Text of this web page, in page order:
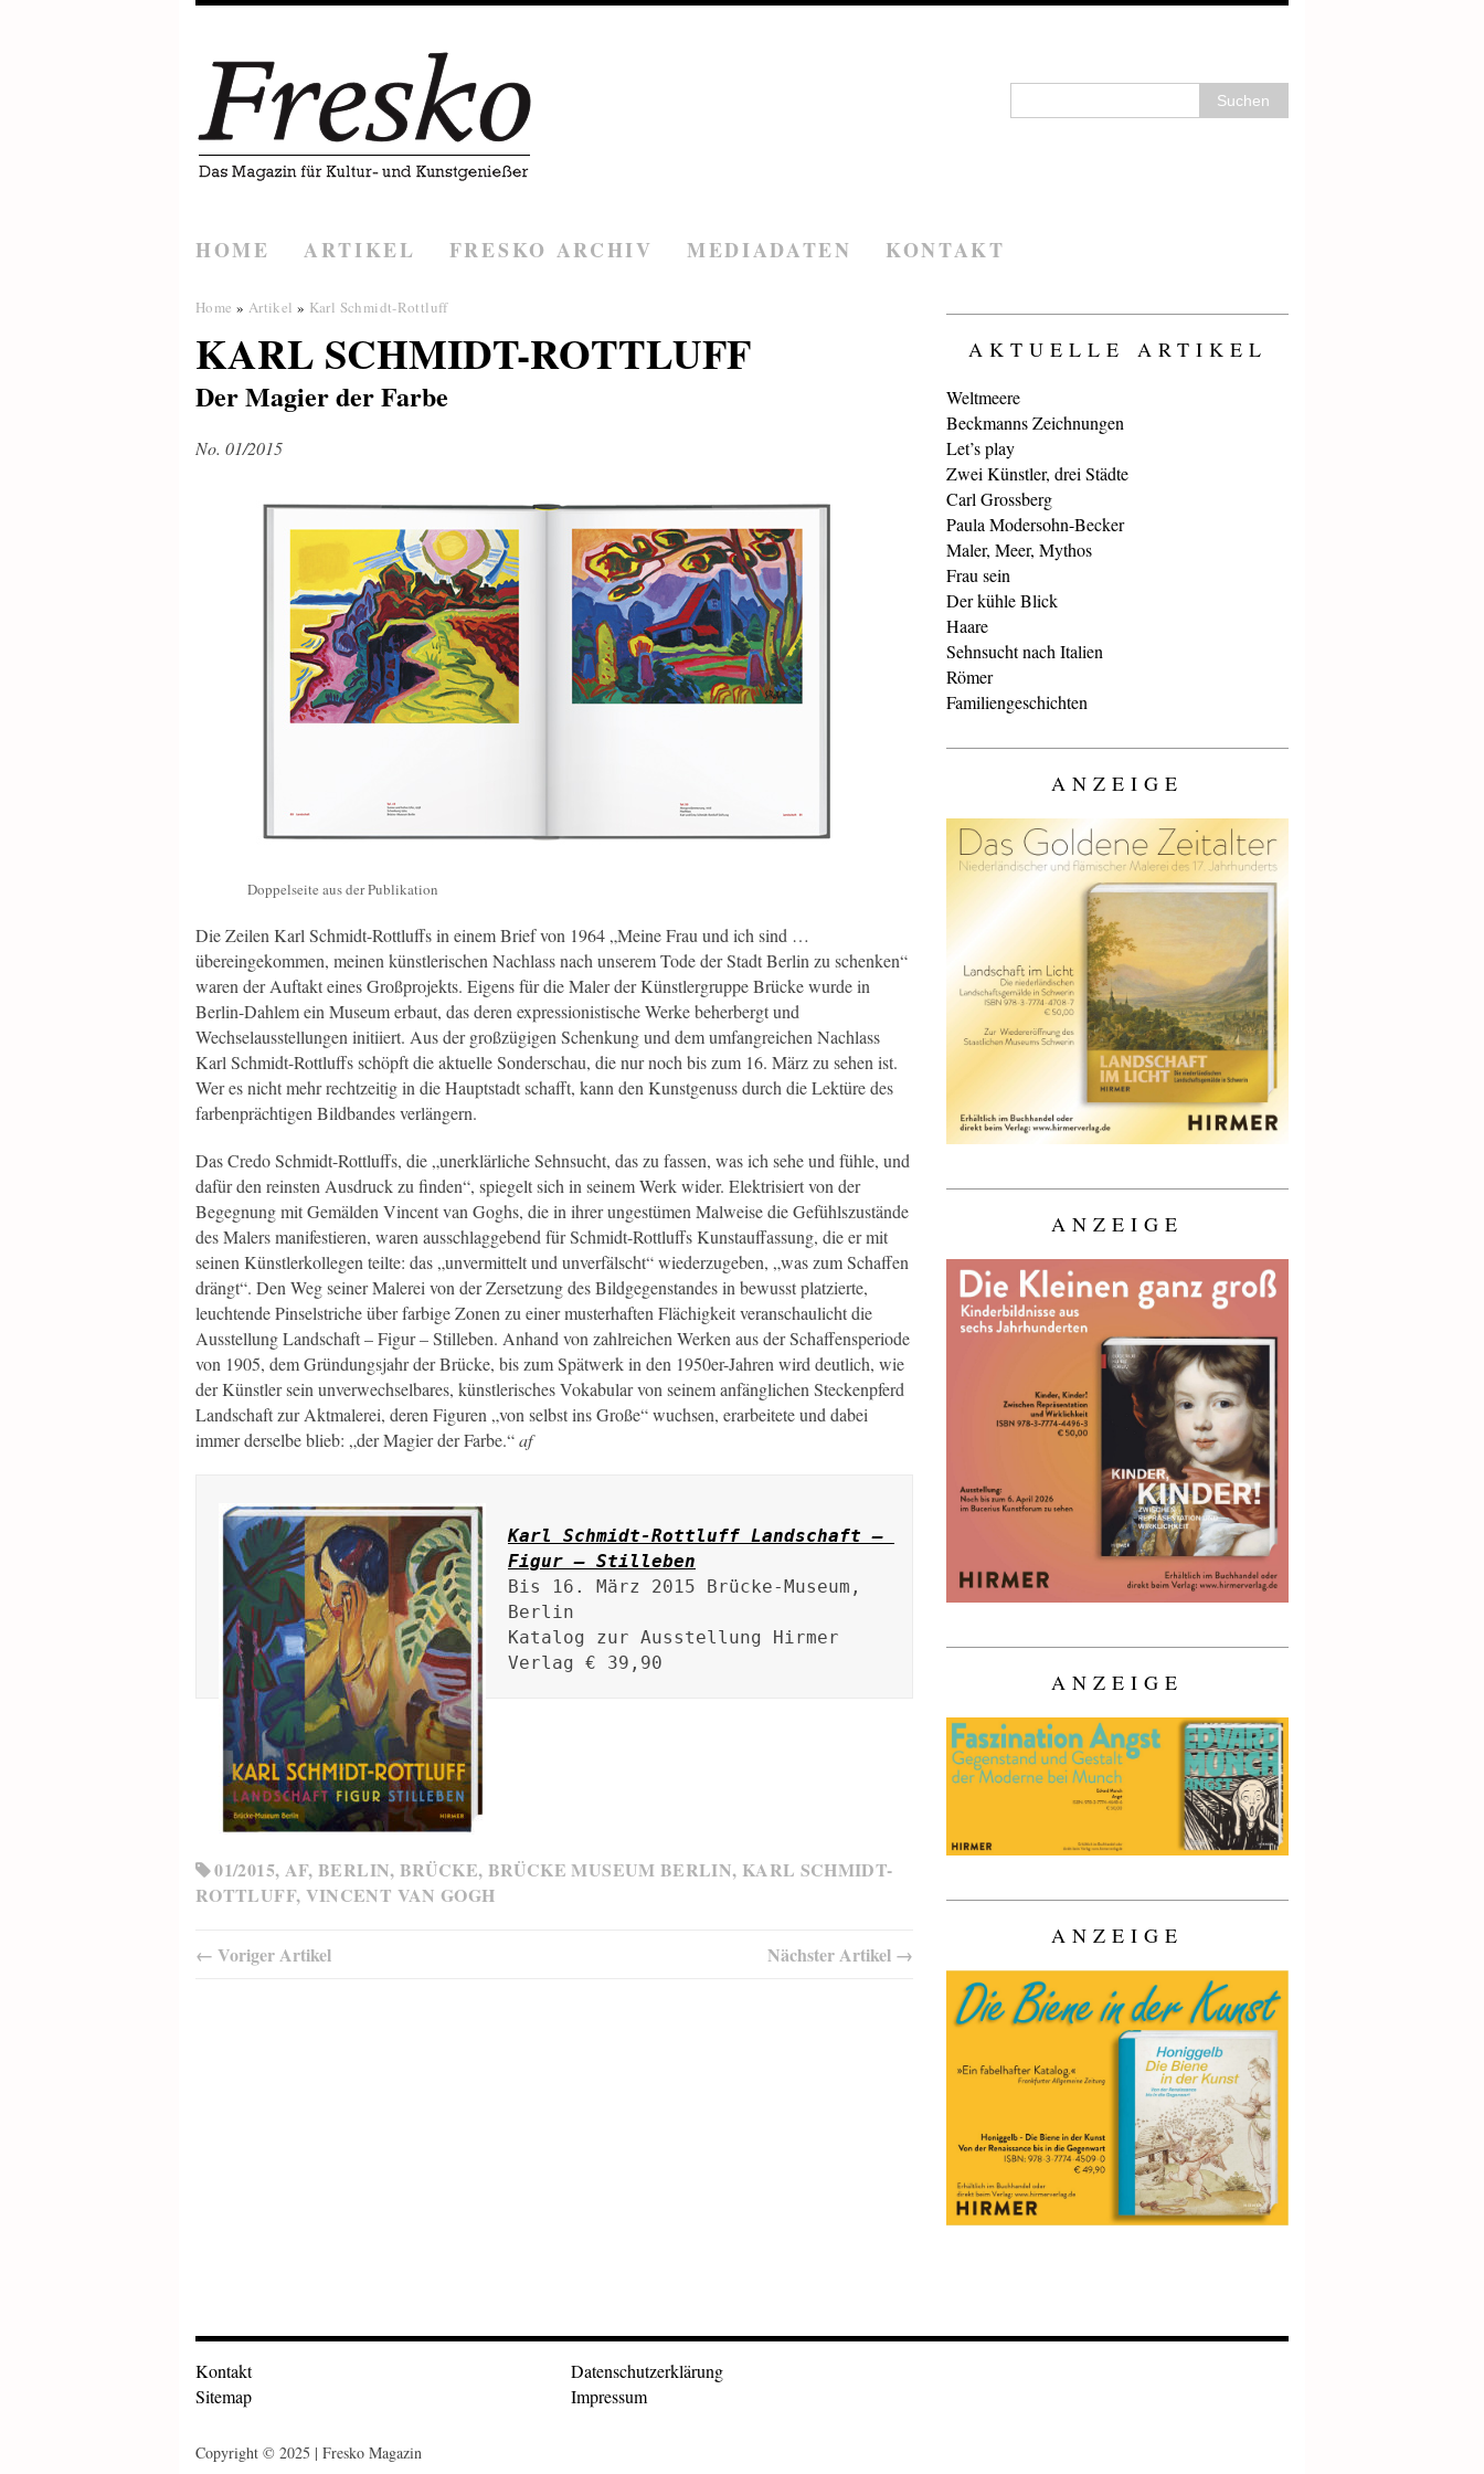
HOME ARTIKEL FRESKO ARCHIV MEDIADATEN KONTAKT
Home » Artikel » Karl Schmidt-Rottluff
KARL SCHMIDT-ROTTLUFF
Der Magier der Farbe
No. 01/2015
Doppelseite aus der Publikation
Die Zeilen Karl Schmidt-Rottluffs in einem Brief von 1964 „Meine Frau und ich sind …
übereingekommen, meinen künstlerischen Nachlass nach unserem Tode der Stadt Berlin zu schenken“
waren der Auftakt eines Großprojekts. Eigens für die Maler der Künstlergruppe Brücke wurde in
Berlin-Dahlem ein Museum erbaut, das deren expressionistische Werke beherbergt und
Wechselausstellungen initiiert. Aus der großzügigen Schenkung und dem umfangreichen Nachlass
Karl Schmidt-Rottluffs schöpft die aktuelle Sonderschau, die nur noch bis zum 16. März zu sehen ist.
Wer es nicht mehr rechtzeitig in die Hauptstadt schafft, kann den Kunstgenuss durch die Lektüre des
farbenprächtigen Bildbandes verlängern.
Das Credo Schmidt-Rottluffs, die „unerklärliche Sehnsucht, das zu fassen, was ich sehe und fühle, und
dafür den reinsten Ausdruck zu finden“, spiegelt sich in seinem Werk wider. Elektrisiert von der
Begegnung mit Gemälden Vincent van Goghs, die in ihrer ungestümen Malweise die Gefühlszustände
des Malers manifestieren, waren ausschlaggebend für Schmidt-Rottluffs Kunstauffassung, die er mit
seinen Künstlerkollegen teilte: das „unvermittelt und unverfälscht“ wiederzugeben, „was zum Schaffen
drängt“. Den Weg seiner Malerei von der Zersetzung des Bildgegenstandes in bewusst platzierte,
leuchtende Pinselstriche über farbige Zonen zu einer musterhaften Flächigkeit veranschaulicht die
Ausstellung Landschaft – Figur – Stilleben. Anhand von zahlreichen Werken aus der Schaffensperiode
von 1905, dem Gründungsjahr der Brücke, bis zum Spätwerk in den 1950er-Jahren wird deutlich, wie
der Künstler sein unverwechselbares, künstlerisches Vokabular von seinem anfänglichen Steckenpferd
Landschaft zur Aktmalerei, deren Figuren „von selbst ins Große“ wuchsen, erarbeitete und dabei
immer derselbe blieb: „der Magier der Farbe.“af
Karl Schmidt-Rottluff Landschaft –
Figur – Stilleben
Bis 16. März 2015 Brücke-Museum,
Berlin
Katalog zur Ausstellung Hirmer
Verlag € 39,90
01/2015, AF,BERLIN,BRÜCKE, BRÜCKE MUSEUM BERLIN, KARL SCHMIDT-
ROTTLUFF, VINCENT VAN GOGH
← Voriger Artikel Nächster Artikel →
AKTUELLE ARTIKEL
Weltmeere
Beckmanns Zeichnungen
Let’s play
Zwei Künstler, drei Städte
Carl Grossberg
Paula Modersohn-Becker
Maler, Meer, Mythos
Frau sein
Der kühle Blick
Haare
Sehnsucht nach Italien
Römer
Familiengeschichten
ANZEIGE
ANZEIGE
ANZEIGE
ANZEIGE
Kontakt
Sitemap
Datenschutzerklärung
Impressum
Copyright © 2025 | Fresko Magazin